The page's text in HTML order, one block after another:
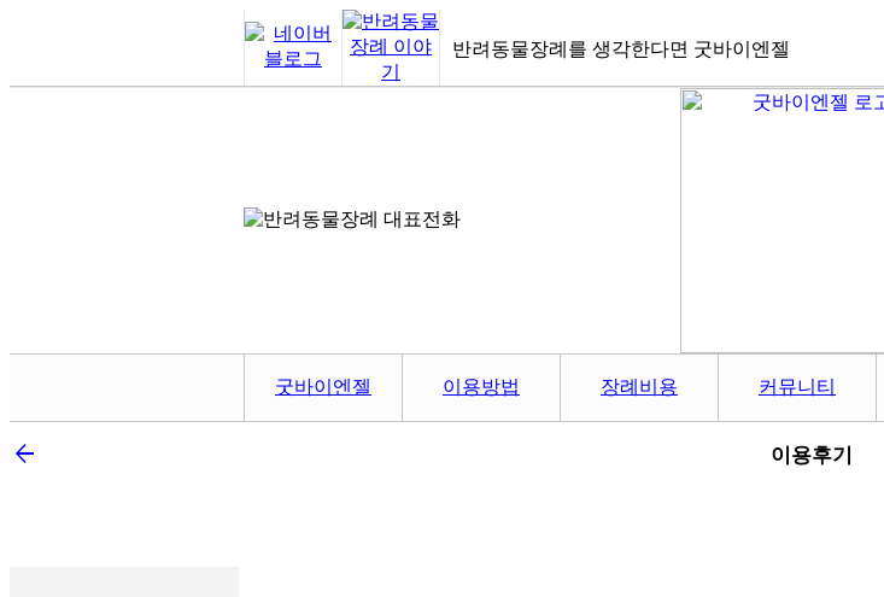
반려동물장례를 생각한다면 굿바이엔젤
굿바이엔젤 이용방법 장례비용 커뮤니티
arrow_back 이용후기